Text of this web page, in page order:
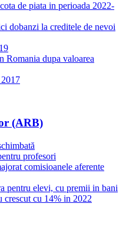
de piata in perioada 2022-
dobanzi la creditele de nevoi
Romania dupa valoarea
(ARB)
profesori
comisioanele aferente
pentru elevi, cu premii in bani
crescut cu 14% in 2022